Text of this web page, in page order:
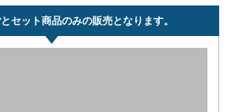
セット商品のみの販売となります。